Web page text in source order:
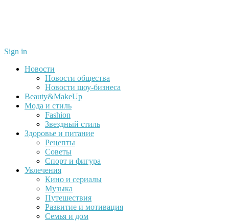
Sign in
Новости
Новости общества
Новости шоу-бизнеса
Beauty&MakeUp
Мода и стиль
Fashion
Звездный стиль
Здоровье и питание
Рецепты
Советы
Спорт и фигура
Увлечения
Кино и сериалы
Музыка
Путешествия
Развитие и мотивация
Семья и дом